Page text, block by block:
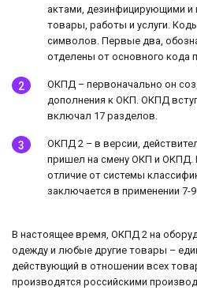
актами, дезинфицирующими
товары, работы и услуги.
символов. Первые два,
отделены от основного кода
ОКПД – первоначально он
дополнения к ОКП. ОКПД
включал 17 разделов.
ОКПД 2 – в версии,
пришел на смену ОКП и ОКПД.
отличие от системы
заключается в применении 7-
В настоящее время, ОКПД 2 на
одежду и любые другие товары –
действующий в отношении всех
производятся российскими